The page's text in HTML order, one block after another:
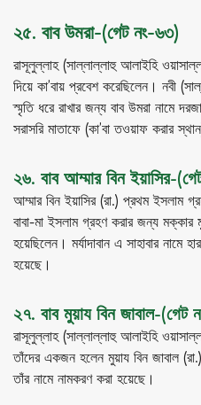
২৫. বাব উমরা-(গেট নং-৬৩)
রাসূলুল্লাহ (সাল্লাল্লাহু আলাইহি
দিয়ে কা’বায় প্রবেশ করেছিলেন। নবী
স্মৃতি ধরে রাখার জন্য বাব উমরা নামে
সরাসরি মাতাফে (কা’বা তওয়াফ করার
২৬. বাব আম্মার বিন ইয়াসির-
আম্মার বিন ইয়াসির (রা.) প্রথম ইসলাম
বাবা-মা ইসলাম গ্রহণ করার জন্য মক্কার
হয়েছিলেন। মর্যাদাবান এ সাহাবার নামে
হয়েছে।
২৭. বাব মুয়ায বিন জাবাল-(গেট
রাসূলুল্লাহ (সাল্লাল্লাহু আলাইহি
তাঁদের একজন হলেন মুয়ায বিন জাবাল
তাঁর নামে নামকরণ করা হয়েছে।